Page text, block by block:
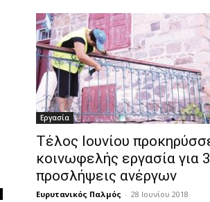
Εργασία
Τέλος Ιουνίου
κοινωφελής εργασία για
προσλήψεις ανέργων
Ευρυτανικός Παλμός - 28 Ιουνίου 2018